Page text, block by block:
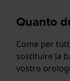
Quanto
Come per
sostituire la
vostro